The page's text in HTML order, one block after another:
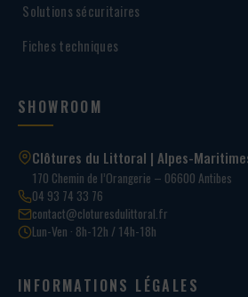
Solutions sécuritaires
Fiches techniques
SHOWROOM
Clôtures du Littoral | Alpes-
170 Chemin de l’Orangerie – 06600 Antibes
04 93 74 33 76
contact@cloturesdulittoral.fr
Lun-Ven · 8h-12h / 14h-18h
INFORMATIONS LÉGALES